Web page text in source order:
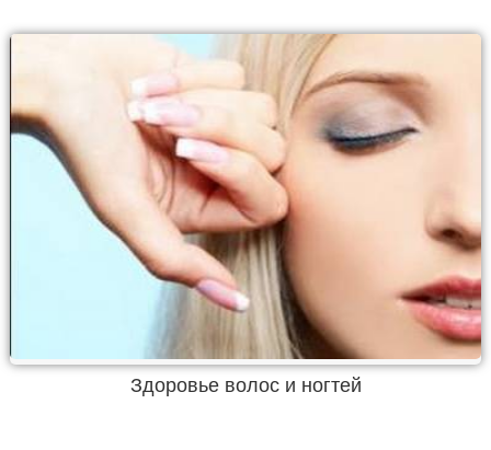
Здоровье волос и ногтей